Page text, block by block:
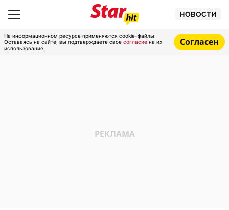
НОВОСТИ
На информационном ресурсе применяются cookie-файлы.
Оставаясь на сайте, вы подтверждаете свое согласие на их
использование.
Согласен